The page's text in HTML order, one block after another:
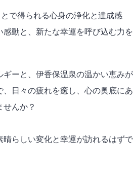
で得られる心身の浄化と達成感
動と、新たな幸運を呼び込む力を
ーと、伊香保温泉の温かい恵みが
日々の疲れを癒し、心の奥底にあ
せんか？
晴らしい変化と幸運が訪れるはずで